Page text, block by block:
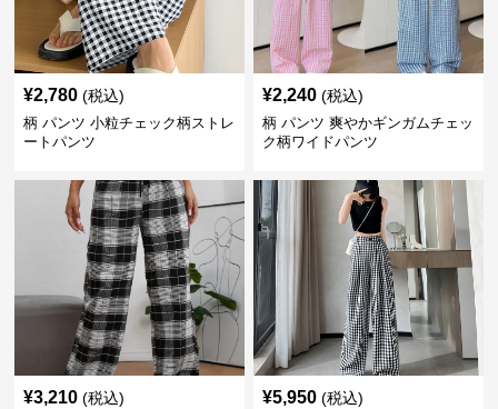
¥2,780 (税込)
柄 パンツ 小粒チェック柄ストレ
ートパンツ
¥2,240 (税込)
柄 パンツ 爽やかギンガムチェッ
ク柄ワイドパンツ
¥3,210 (税込) ¥5,950 (税込)